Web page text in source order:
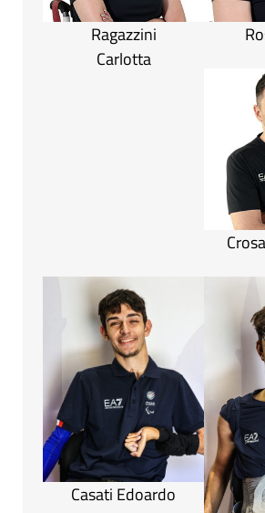
Ragazzini
Carlotta
Casati Edoardo